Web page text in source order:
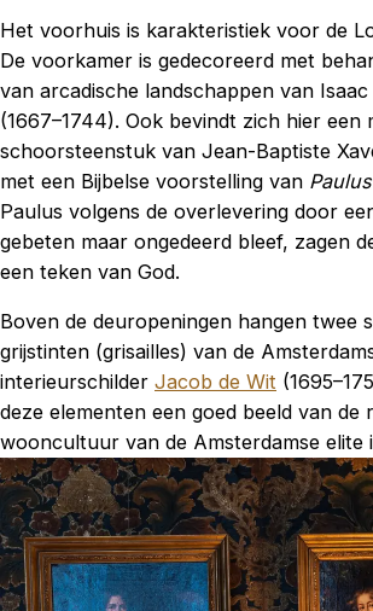
Het voorhuis is karakteristiek voor de
De voorkamer is gedecoreerd met
van arcadische landschappen van
(1667–1744). Ook bevindt zich hier een
schoorsteenstuk van Jean-Baptiste
met een Bijbelse voorstelling van
Paulus volgens de overlevering door
gebeten maar ongedeerd bleef, zagen
een teken van God.
Boven de deuropeningen hangen twee
grijstinten (grisailles) van de
interieurschilder Jacob de Wit
deze elementen een goed beeld van de
wooncultuur van de Amsterdamse elite